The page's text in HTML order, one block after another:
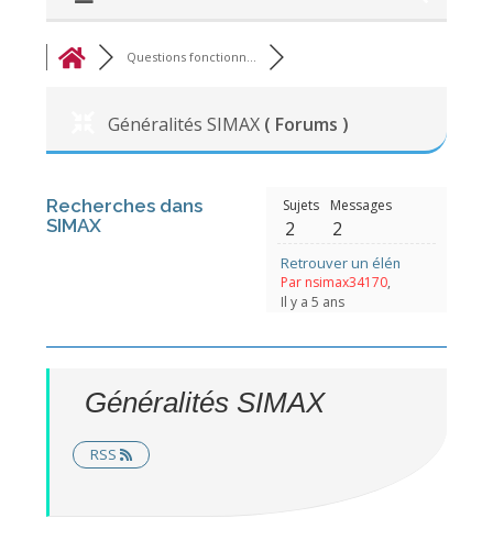
Questions fonctionn...
Généralités SIMAX
Recherches dans
SIMAX
Sujets
2
Messages
2
Retrouver un élément avec un
Par nsimax34170,
Il y a 5 ans
Généralités SIMAX
RSS